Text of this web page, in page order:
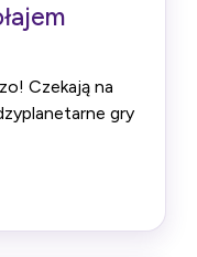
Czekają na
gry